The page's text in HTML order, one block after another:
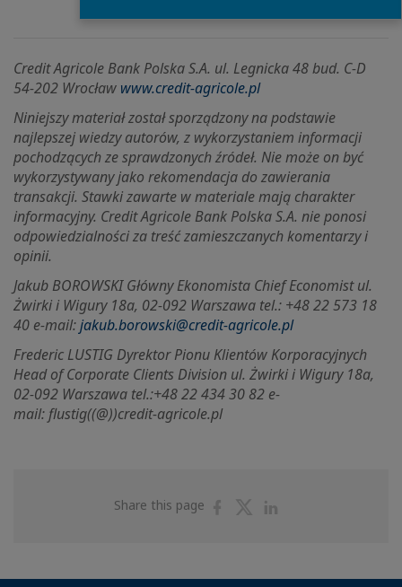
Credit Agricole Bank Polska S.A. ul. Legnicka 48 bud. C-D
54-202 Wrocław www.credit-agricole.pl
Niniejszy materiał został sporządzony na podstawie
najlepszej wiedzy autorów, z wykorzystaniem informacji
pochodzących ze sprawdzonych źródeł. Nie może on być
wykorzystywany jako rekomendacja do zawierania
transakcji. Stawki zawarte w materiale mają charakter
informacyjny. Credit Agricole Bank Polska S.A. nie ponosi
odpowiedzialności za treść zamieszczanych komentarzy i
opinii.
Jakub BOROWSKI Główny Ekonomista Chief Economist ul.
Żwirki i Wigury 18a, 02-092 Warszawa tel.: +48 22 573 18
40 e-mail:jakub.borowski@credit-agricole.pl
Frederic LUSTIG Dyrektor Pionu Klientów Korporacyjnych
Head of Corporate Clients Division ul. Żwirki i Wigury 18a,
02-092 Warszawa tel.:+48 22 434 30 82 e-
mail:flustig((@))credit-agricole.pl
Share this page
ShareShare